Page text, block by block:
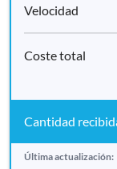
Última actualización: